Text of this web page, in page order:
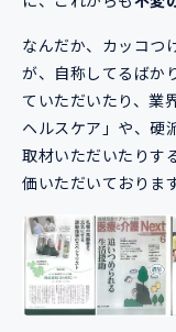
なんだか、カッコつ
が、自称してるばか
ていただいたり、業
ヘルスケア」や、硬
取材いただいたりす
価いただいております